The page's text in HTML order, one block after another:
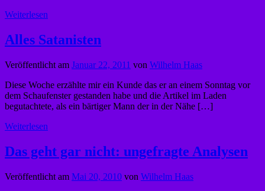
Weiterlesen
Alles Satanisten
Veröffentlicht am Januar 22, 2011 von Wilhelm Haas
Diese Woche erzählte mir ein Kunde das er an einem Sonntag vor
dem Schaufenster gestanden habe und die Artikel im Laden
begutachtete, als ein bärtiger Mann der in der Nähe […]
Weiterlesen
Das geht gar nicht: ungefragte Analysen
Veröffentlicht am Mai 20, 2010 von Wilhelm Haas